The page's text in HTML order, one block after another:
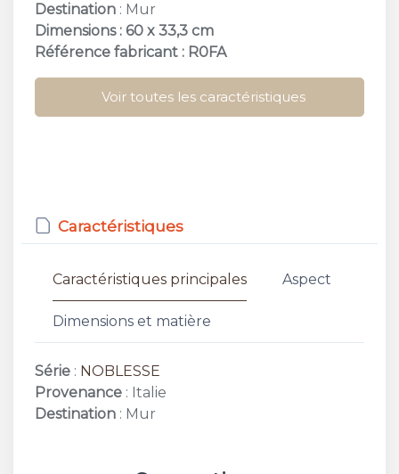
Destination : Mur
Dimensions : 60 x 33,3 cm
Référence fabricant : R0FA
Voir toutes les caractéristiques
Caractéristiques
Caractéristiques principales Aspect
Dimensions et matière
Série : NOBLESSE
Provenance : Italie
Destination : Mur